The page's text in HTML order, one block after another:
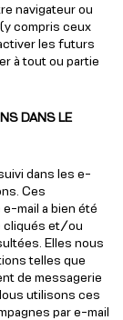
navigateur ou
compris ceux
les futurs
à tout ou partie
DANS LE
dans les e-
Ces
mail a bien été
cliqués et/ou
Elles nous
telles que
de messagerie
utilisons ces
par e-mail